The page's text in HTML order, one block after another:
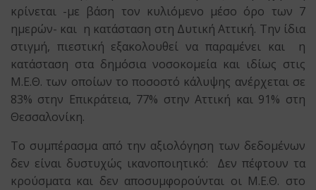
κρίνεται -με βάση τον κυλιόμενο μέσο όρο των 7
ημερών- και η κατάσταση στη Δυτική Αττική. Την ίδια
στιγμή, πιεστική εξακολουθεί να παραμένει και η
κατάσταση στα δημόσια νοσοκομεία και ιδίως στις
Μ.Ε.Θ. των οποίων το ποσοστό κάλυψης ανέρχεται σε
83% στην Επικράτεια, 77% στην Αττική και 91% στη
Θεσσαλονίκη.
Το συμπέρασμα από την αξιολόγηση των δεδομένων
δεν είναι δυστυχώς ικανοποιητικό: Δεν πέφτουν τα
κρούσματα και δεν αποσυμφορούνται οι Μ.Ε.Θ. στο